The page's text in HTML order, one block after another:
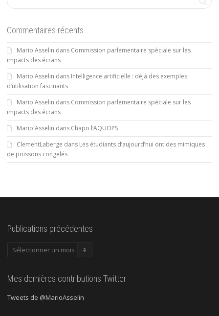
Commentaires récents
Mario Asselin dans Commission parlementaire spéciale sur les
impacts des écrans
Mario Asselin dans Intelligence artificielle : déjà des exemples
d’utilisation fascinants
Mario Asselin dans Commission parlementaire spéciale sur les
impacts des écrans
Mario Asselin dans Chapo l’AQUOPS
ClementLaberge dans Les étudiants d’aujourd’hui ont des mimiques
de poissons congelés
Publications précédentes
Publications
Mes dernières contributions Twitter
Tweets de @MarioAsselin